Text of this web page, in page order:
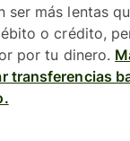
ser más lentas
o crédito,
por tu dinero.
transferencias